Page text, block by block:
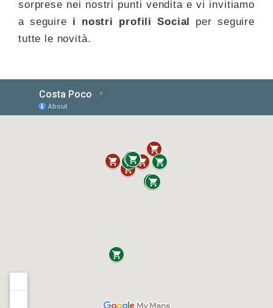
sorprese nei nostri punti vendita e vi invitiamo
a seguire i nostri profili Social
per seguire
tutte le novità.